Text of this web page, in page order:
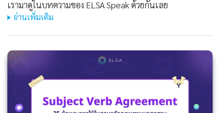
เรามาดูในบทความของ ELSA Speak ด้วยกันเลย
อ่านเพิ่มเติม